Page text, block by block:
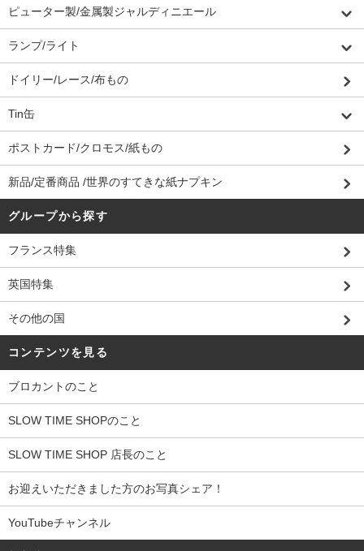
ピューター製/金属製ジャルディニエール
ランプ/ライト
ドイリー/レース/布もの
Tin缶
ポストカード/クロモス/紙もの
新品/定番商品 /世界のすてきな紙ナプキン
グループから探す
フランス特集
英国特集
その他の国
コンテンツを見る
ブロカントのこと
SLOW TIME SHOPのこと
SLOW TIME SHOP 店長のこと
お迎えいただきました方のお写真シェア！
YouTubeチャンネル